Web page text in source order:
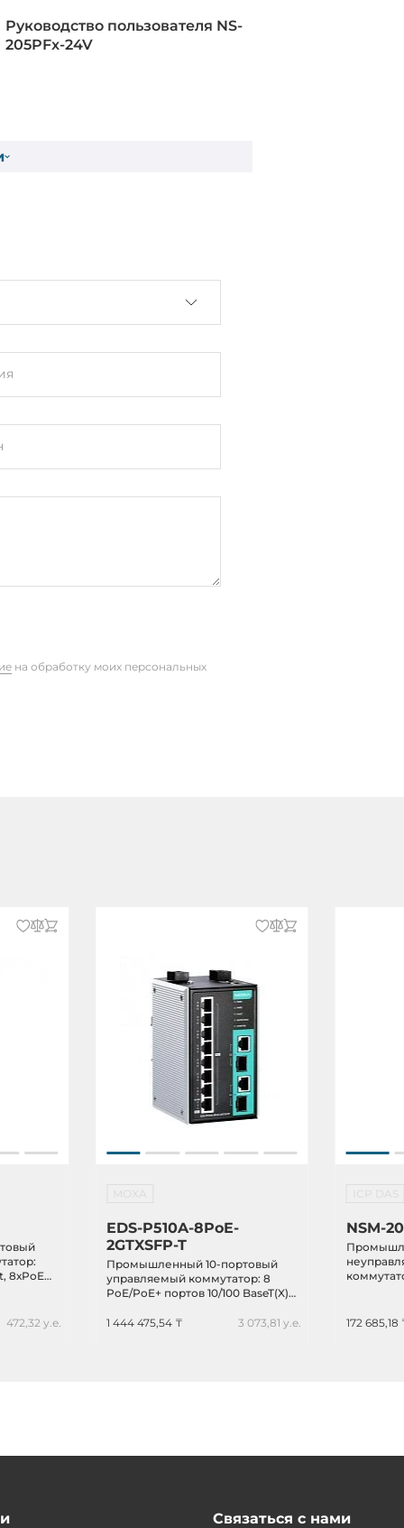
Руководство пользователя NS-
205PFx-24V
на обработку моих персональных
8хPoE
472,32 у.е.
EDS-P510A-8PoE-
2GTXSFP-T
Промышленный 10-портовый
управляемый коммутатор: 8
PoE/PoE+ портов 10/100 BaseT(X),
10/100/1000BaseT(X) (RJ45 + SFP),
1 444 475,54 ₸ 3 073,81 у.е.
NSM-
172 685,18
Связаться с нами